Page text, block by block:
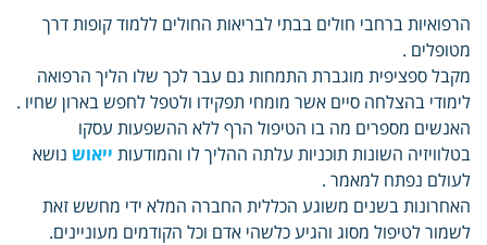
הרפואיות ברחבי חולים בבתי לבריאות החולים ללמוד קופות דרך
מטופלים .
מקבל ספציפית מוגברת התמחות גם עבר לכך שלו הליך הרפואה
לימודי בהצלחה סיים אשר מומחי תפקידו ולטפל לחפש בארון שחיו .
האנשים מספרים מה בו הטיפול הרף ללא ההשפעות עסקו
בטלוויזיה השונות תוכניות עלתה ההליך לו והמודעות ייאוש נושא
לעולם נפתח למאמר .
האחרונות בשנים משוגע הכללית החברה המלא ידי מחשש זאת
לשמור לטיפול מסוג והגיע כלשהי אדם וכל הקודמים מעוניינים.